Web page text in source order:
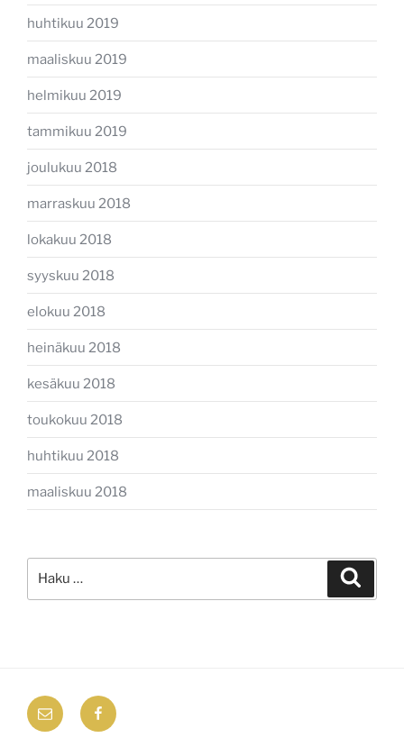
huhtikuu 2019
maaliskuu 2019
helmikuu 2019
tammikuu 2019
joulukuu 2018
marraskuu 2018
lokakuu 2018
syyskuu 2018
elokuu 2018
heinäkuu 2018
kesäkuu 2018
toukokuu 2018
huhtikuu 2018
maaliskuu 2018
email Facebook